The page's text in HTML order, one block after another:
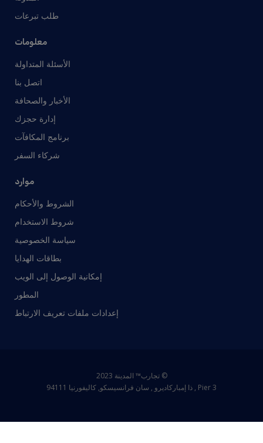
طلب تبرعات
معلومات
الأسئلة المتداولة
اتصل بنا
الأخبار والصحافة
إدارة حجزك
برنامج المكافآت
شركاء السفر
موارد
الشروط والأحكام
شروط الاستخدام
سياسة الخصوصية
بطاقات الهدايا
إمكانية الوصول إلى الويب
المطور
إعدادات ملفات تعريف الارتباط
© تجارب™ المدينة 2023
Pier 3 , ذا إمباركاديرو , سان فرانسيسكو, كاليفورنيا 94111